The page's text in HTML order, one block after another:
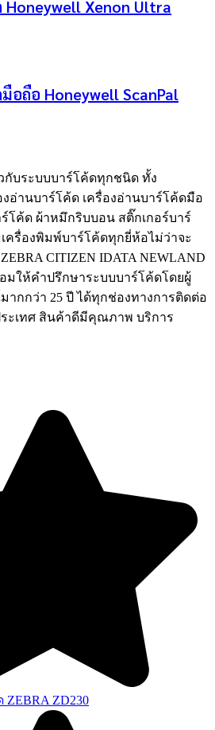
Xenon Ultra
อถือ Honeywell ScanPal
บระบบบาร์โค้ดทุกชนิด ทั้ง
อ่านบาร์โค้ด เครื่องอ่านบาร์โค้ดมือ
โค้ด ผ้าหมึกริบบอน สติ๊กเกอร์บาร์
ครื่องพิมพ์บาร์โค้ดทุกยี่ห้อไม่ว่าจะ
CITIZEN IDATA NEWLAND
มให้คำปรึกษาระบบบาร์โค้ดโดยผู้
กกว่า 25 ปี ได้ทุกช่องทางการติดต่อ
ระเทศ สินค้าดีมีคุณภาพ บริการ
ZD230